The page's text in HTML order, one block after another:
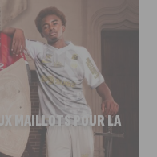
MAILLOTS POUR LA